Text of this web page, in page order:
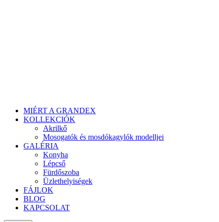
MIÉRT A GRANDEX
KOLLEKCIÓK
Akrilkő
Mosogatók és mosdókagylók modelljei
GALÉRIA
Konyha
Lépcső
Fürdőszoba
Üzlethelyiségek
FÁJLOK
BLOG
KAPCSOLAT